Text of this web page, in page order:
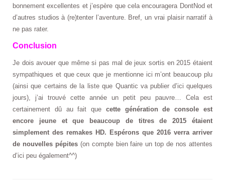
bonnement excellentes et j’espère que cela encouragera DontNod et
d’autres studios à (re)tenter l’aventure. Bref, un vrai plaisir narratif à
ne pas rater.
Conclusion
Je dois avouer que même si pas mal de jeux sortis en 2015 étaient
sympathiques et que ceux que je mentionne ici m’ont beaucoup plu
(ainsi que certains de la liste que Quantic va publier d’ici quelques
jours), j’ai trouvé cette année un petit peu pauvre… Cela est
certainement dû au fait que cette génération de console est
encore jeune et que beaucoup de titres de 2015 étaient
simplement des remakes HD. Espérons que 2016 verra arriver
de nouvelles pépites(on compte bien faire un top de nos attentes
d’ici peu également^^)